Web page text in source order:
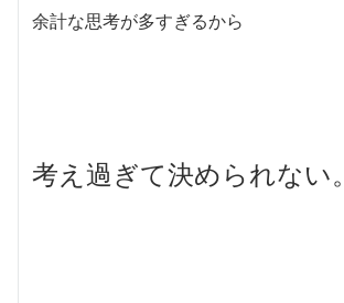
余計な思考が多すぎるから
考え過ぎて決められない。